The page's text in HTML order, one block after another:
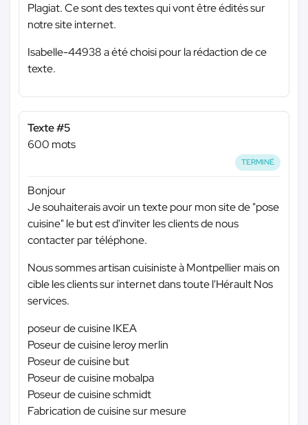
Plagiat. Ce sont des textes qui vont être édités sur
notre site internet.
Isabelle-44938 a été choisi pour la rédaction de ce
texte.
Texte #5
600 mots
TERMINÉ
Bonjour
Je souhaiterais avoir un texte pour mon site de "pose
cuisine" le but est d'inviter les clients de nous
contacter par téléphone.
Nous sommes artisan cuisiniste à Montpellier mais on
cible les clients sur internet dans toute l'Hérault Nos
services.
poseur de cuisine IKEA
Poseur de cuisine leroy merlin
Poseur de cuisine but
Poseur de cuisine mobalpa
Poseur de cuisine schmidt
Fabrication de cuisine sur mesure